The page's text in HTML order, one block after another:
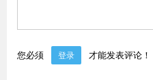
您必须 登录 才能发表评论！